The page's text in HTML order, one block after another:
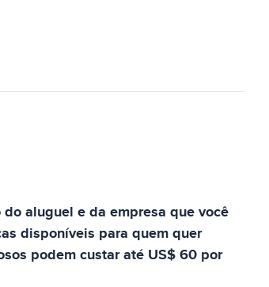
aluguel e da empresa que você
disponíveis para quem quer
podem custar até US$ 60 por